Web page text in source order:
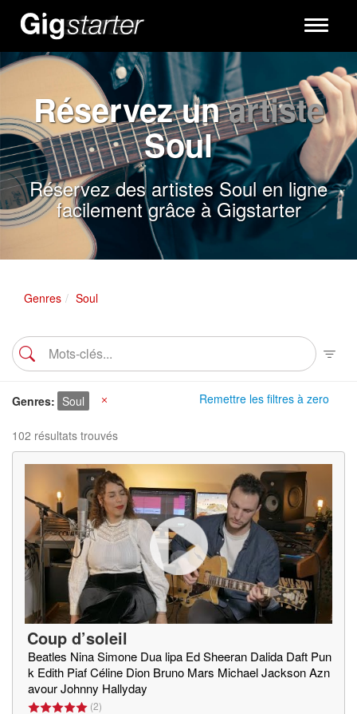
Toggle
Réservez unartiste
Soul
Réservez des artistes Soul en ligne
facilement grâce à Gigstarter
Genres Soul
Remettre les filtres à zero
Genres Soul
102 résultats trouvés
Coup d’soleil
Beatles Nina Simone Dua lipa Ed Sheeran Dalida Daft Pun
k Edith Piaf Céline Dion Bruno Mars Michael Jackson Azn
avour Johnny Hallyday
(2)